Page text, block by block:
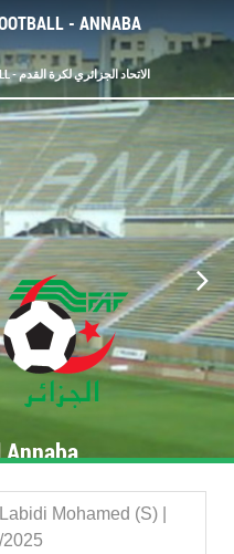
- ANNABA
FÉDÉRATION ALGÉRIENNE DE FOOTBALL - الاتحاد الجزائري لكرة القدم
Mohamed (S) |